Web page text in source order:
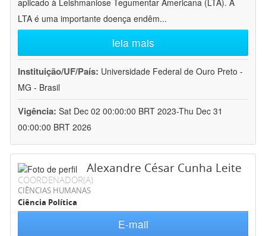
aplicado à Leishmaniose Tegumentar Americana (LTA). A
LTA é uma importante doença endêm...
leia mais
Instituição/UF/País: Universidade Federal de Ouro Preto -
MG - Brasil
Vigência: Sat Dec 02 00:00:00 BRT 2023-Thu Dec 31
00:00:00 BRT 2026
Alexandre César Cunha Leite
COORDENADOR(A)
CIÊNCIAS HUMANAS
Ciência Política
E-mail